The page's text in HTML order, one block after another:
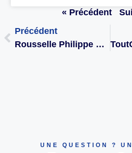
« Précédent
Précédent
Rousselle Philippe À Pusey
UNE QUESTION ?